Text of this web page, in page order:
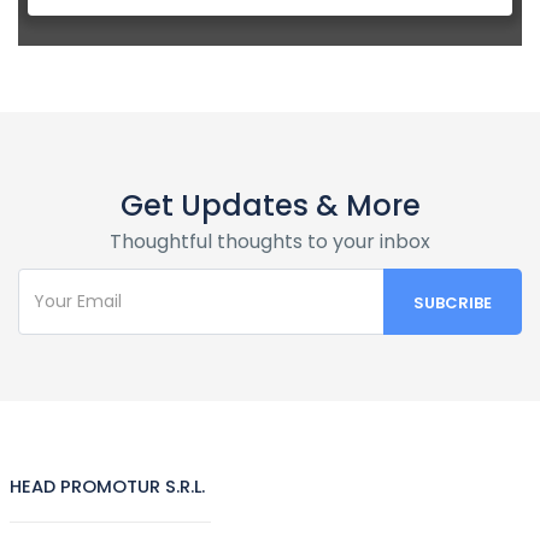
Get Updates & More
Thoughtful thoughts to your inbox
HEAD PROMOTUR S.R.L.